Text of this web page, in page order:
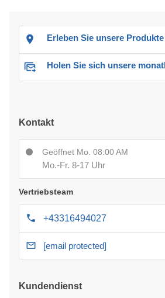
Erleben Sie unsere
Holen Sie sich unsere monatlichen
Kontakt
Geöffnet Mo. 08:00 AM
Mo.-Fr. 8-17 Uhr
Vertriebsteam
+43316494027
[email protected]
Kundendienst